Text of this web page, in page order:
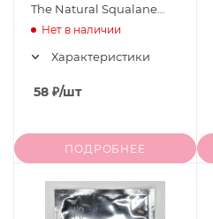
The Natural Squalane
Sheet Mask, 28 мл
Нет в наличии
Характеристики
58 ₽/шт
ПОДРОБНЕЕ